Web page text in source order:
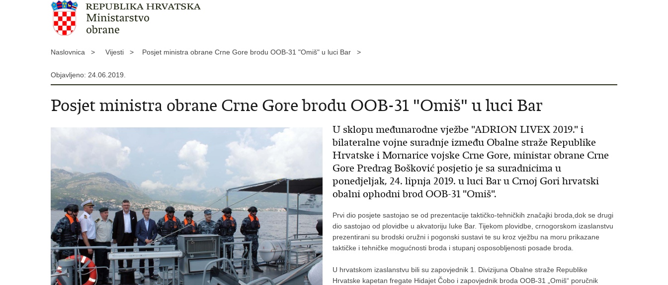
Naslovnica > Vijesti > Posjet ministra obrane Crne Gore brodu OOB-31 "Omiš" u luci Bar >
Objavljeno: 24.06.2019.
Posjet ministra obrane Crne Gore brodu OOB-31 "Omiš" u luci Bar
U sklopu međunarodne vježbe "ADRION LIVEX 2019." i
bilateralne vojne suradnje između Obalne straže Republike
Hrvatske i Mornarice vojske Crne Gore, ministar obrane Crne
Gore Predrag Bošković posjetio je sa suradnicima u
ponedjeljak, 24. lipnja 2019. u luci Bar u Crnoj Gori hrvatski
obalni ophodni brod OOB-31 "Omiš".
Prvi dio posjete sastojao se od prezentacije taktičko-tehničkih značajki broda,dok se drugi
dio sastojao od plovidbe u akvatoriju Iuke Bar. Tijekom plovidbe, crnogorskom izaslanstvu
prezentirani su brodski oružni i pogonski sustavi te su kroz vježbu na moru prikazane
taktičke i tehničke mogućnosti broda i stupanj osposobljenosti posade broda.
U hrvatskom izaslanstvu bili su zapovjednik 1. Divizijuna Obalne straže Republike
Hrvatske kapetan fregate Hidajet Čobo i zapovjednik broda OOB-31 „Omiš“ poručnik